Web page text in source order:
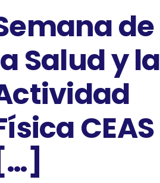
de
Salud y la
CEAS
[…]